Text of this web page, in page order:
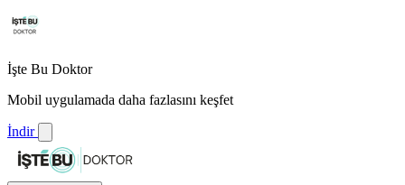
İşte Bu Doktor
Mobil uygulamada daha fazlasını keşfet
İndir